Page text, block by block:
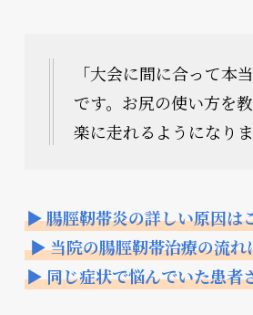
「大会に間に合って本
です。お尻の使い方を
楽に走れるようになりま
▶ 腸脛靭帯炎の詳しい原因は
▶ 当院の腸脛靭帯治療の流れ
▶ 同じ症状で悩んでいた患者